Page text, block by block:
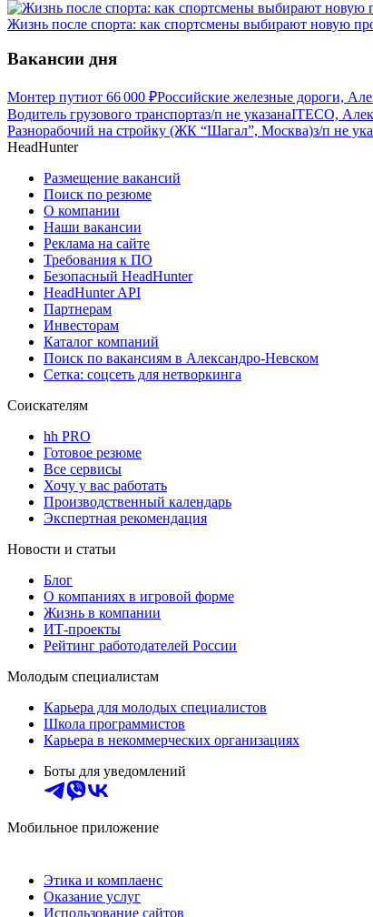
Жизнь после спорта: как спортсмены выбирают новую
Вакансии дня
Монтер путиот 66 000 ₽Российские железные дороги,
Водитель грузового транспортаз/п не указанаITECO,
Разнорабочий на стройку (ЖК “Шагал”, Москва)з/п не
HeadHunter
Размещение вакансий
Поиск по резюме
О компании
Наши вакансии
Реклама на сайте
Требования к ПО
Безопасный HeadHunter
HeadHunter API
Партнерам
Инвесторам
Каталог компаний
Поиск по вакансиям в Александро-Невском
Сетка: соцсеть для нетворкинга
Соискателям
hh PRO
Готовое резюме
Все сервисы
Хочу у вас работать
Производственный календарь
Экспертная рекомендация
Новости и статьи
Блог
О компаниях в игровой форме
Жизнь в компании
ИТ-проекты
Рейтинг работодателей России
Молодым специалистам
Карьера для молодых специалистов
Школа программистов
Карьера в некоммерческих организациях
Боты для уведомлений
Мобильное приложение
Этика и комплаенс
Оказание услуг
Использование сайтов